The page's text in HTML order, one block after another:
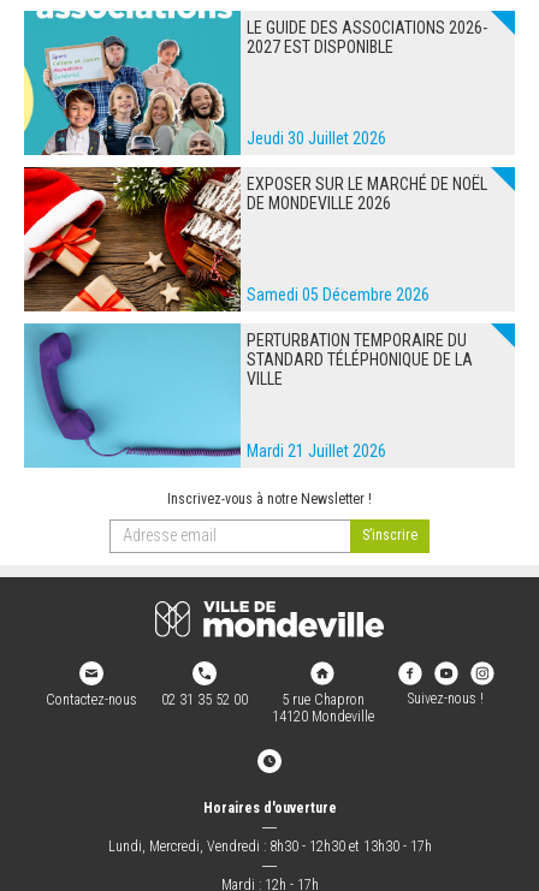
LE GUIDE DES ASSOCIATIONS 2026-
2027 EST DISPONIBLE
Jeudi 30 Juillet 2026
EXPOSER SUR LE MARCHÉ DE NOËL
DE MONDEVILLE 2026
Samedi 05 Décembre 2026
PERTURBATION TEMPORAIRE DU
STANDARD TÉLÉPHONIQUE DE LA
VILLE
Mardi 21 Juillet 2026
Inscrivez-vous à notre Newsletter !
Contactez-nous 02 31 35 52 00
5 rue Chapron
14120 Mondeville
Suivez-nous !
Horaires d'ouverture
―
Lundi, Mercredi, Vendredi : 8h30 - 12h30 et 13h30 - 17h
―
Mardi : 12h - 17h